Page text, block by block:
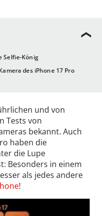
Selfie-König
des iPhone 17 Pro
und von
Tests von
bekannt. Auch
haben die
die Lupe
Besonders in einem
als jedes andere
!